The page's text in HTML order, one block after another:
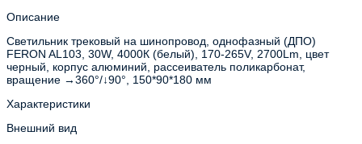
Описание
Светильник трековый на шинопровод, однофазный (ДПО)
FERON AL103, 30W, 4000К (белый), 170-265V, 2700Lm, цвет
черный, корпус алюминий, рассеиватель поликарбонат,
вращение →360°/↓90°, 150*90*180 мм
Характеристики
Внешний вид